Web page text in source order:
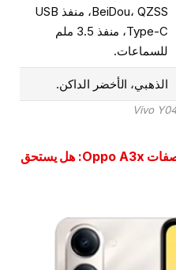
BeiDou، QZSS، منفذ USB
Type-C، منفذ 3.5 ملم
للسماعات.
الذهبي، الأخضر الداكن.
سعر و مواصفات Oppo A3x: هل يستحق